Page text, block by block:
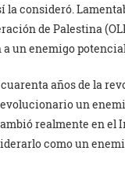
la consideró.
de Palestina
un enemigo
años de la
un
realmente en
como un